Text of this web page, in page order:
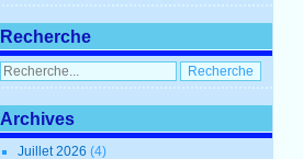
Recherche
Archives
Juillet 2026(4)